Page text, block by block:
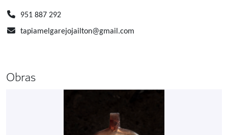
951 887 292
tapiamelgarejojailton@gmail.com
Obras